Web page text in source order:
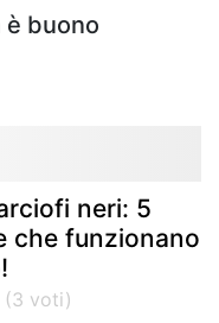
è buono
neri: 5
che funzionano